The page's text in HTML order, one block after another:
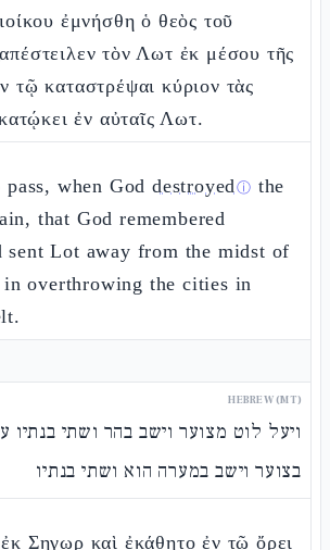
ἐμνήσθη ὁ θεὸς τοῦ
τὸν Λωτ ἐκ μέσου τῆς
τῷ καταστρέψαι κύριον τὰς
ἐν αὐταῖς Λωτ.
when Goddestroyedⓘ the
that God remembered
sent Lot away from the midst of
overthrowing the cities in
HEBREW (MT)
ויעל לוט מצוער וישב בהר ושתי בנתיו
בצוער וישב במערה הוא ושתי בנתיו
Σηγωρ καὶ ἐκάθητο ἐν τῷ ὄρει